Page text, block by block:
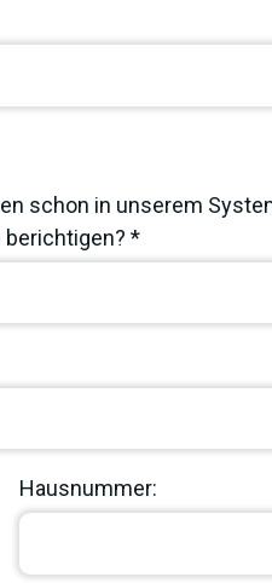
schon in unserem
berichtigen? *
Hausnummer: